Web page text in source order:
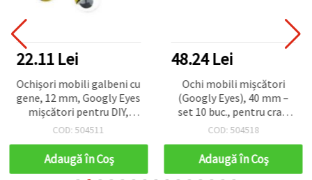
22.11 Lei
Ochișori mobili galbeni cu
gene, 12 mm, Googly Eyes
mișcători pentru DIY,
craft, decorațiuni și
bucăți
COD: 504511
Adaugă în Coş
48.24 Lei
Ochi mobili mișcători
(Googly Eyes), 40 mm –
set 10 buc., pentru craft
copii, DIY, confecționare
COD: 504518
Adaugă în Coş